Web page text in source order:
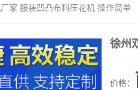
家 服装凹凸布料压花机 操作简单
徐州
价格：